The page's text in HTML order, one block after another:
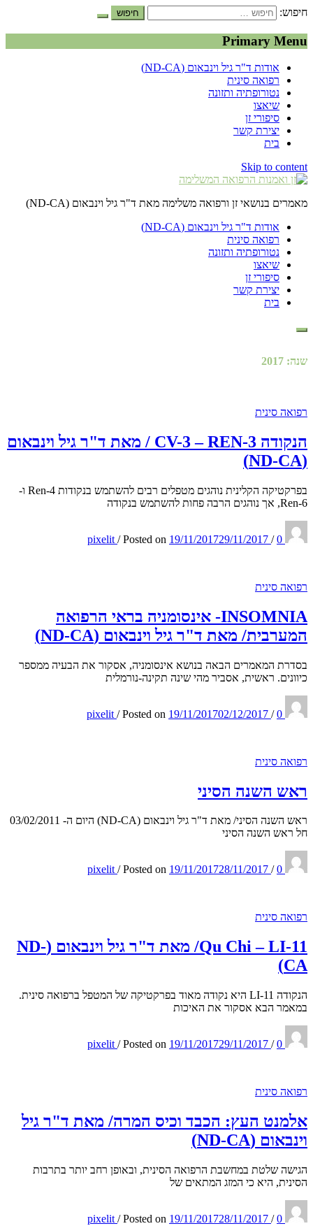
חיפוש:
Primary Menu
אודות ד"ר גיל וינבאום (ND-CA)
רפואה סינית
נטורופתיה ותזונה
שיאצו
סיפורי זן
יצירת קשר
בית
Skip to content
מאמרים בנושאי זן ורפואה משלימה מאת ד"ר גיל וינבאום (ND-CA)
אודות ד"ר גיל וינבאום (ND-CA)
רפואה סינית
נטורופתיה ותזונה
שיאצו
סיפורי זן
יצירת קשר
בית
שנה: 2017
רפואה סינית
הנקודה 3-CV-3 – REN / מאת ד"ר גיל וינבאום
(ND-CA)
בפרקטיקה הקלינית נוהגים מטפלים רבים להשתמש בנקודות Ren-4 ו-
Ren-6, אך נוהגים הרבה פחות להשתמש בנקודה
pixelit / Posted on 19/11/201729/11/2017 / 0
רפואה סינית
INSOMNIA- אינסומניה בראי הרפואה
המערבית/ מאת ד"ר גיל וינבאום (ND-CA)
בסדרת המאמרים הבאה בנושא אינסומניה, אסקור את הבעיה ממספר
כיוונים. ראשית, אסביר מהי שינה תקינה-נורמלית
pixelit / Posted on 19/11/201702/12/2017 / 0
רפואה סינית
ראש השנה הסיני
ראש השנה הסיני/ מאת ד"ר גיל וינבאום (ND-CA) היום ה- 03/02/2011
חל ראש השנה הסיני
pixelit/ Posted on 19/11/201728/11/2017 / 0
רפואה סינית
Qu Chi – LI-11/ מאת ד"ר גיל וינבאום (ND-
CA)
הנקודה LI-11 היא נקודה מאוד בפרקטיקה של המטפל ברפואה סינית.
במאמר הבא אסקור את האיכות
pixelit / Posted on 19/11/201729/11/2017 / 0
רפואה סינית
אלמנט העץ: הכבד וכיס המרה/ מאת ד"ר גיל
וינבאום (ND-CA)
הגישה שלטת במחשבת הרפואה הסינית, ובאופן רחב יותר בתרבות
הסינית, היא כי המזג המתאים של
pixelit / Posted on 19/11/201728/11/2017 / 0